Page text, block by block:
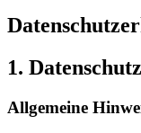
1.
Allgemeine